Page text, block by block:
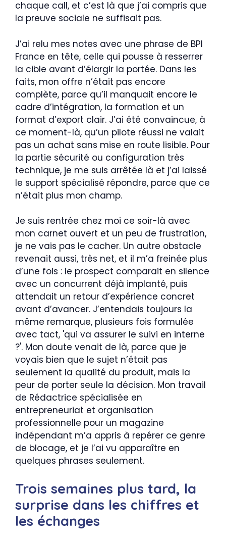
chaque call, et c’est là que j’ai compris que
la preuve sociale ne suffisait pas.
J’ai relu mes notes avec une phrase de BPI
France en tête, celle qui pousse à resserrer
la cible avant d’élargir la portée. Dans les
faits, mon offre n’était pas encore
complète, parce qu’il manquait encore le
cadre d’intégration, la formation et un
format d’export clair. J’ai été convaincue, à
ce moment-là, qu’un pilote réussi ne valait
pas un achat sans mise en route lisible. Pour
la partie sécurité ou configuration très
technique, je me suis arrêtée là et j’ai laissé
le support spécialisé répondre, parce que ce
n’était plus mon champ.
Je suis rentrée chez moi ce soir-là avec
mon carnet ouvert et un peu de frustration,
je ne vais pas le cacher. Un autre obstacle
revenait aussi, très net, et il m’a freinée plus
d’une fois : le prospect comparait en silence
avec un concurrent déjà implanté, puis
attendait un retour d’expérience concret
avant d’avancer. J’entendais toujours la
même remarque, plusieurs fois formulée
avec tact, 'qui va assurer le suivi en interne
?'. Mon doute venait de là, parce que je
voyais bien que le sujet n’était pas
seulement la qualité du produit, mais la
peur de porter seule la décision. Mon travail
de Rédactrice spécialisée en
entrepreneuriat et organisation
professionnelle pour un magazine
indépendant m’a appris à repérer ce genre
de blocage, et je l’ai vu apparaître en
quelques phrases seulement.
Trois semaines plus tard, la
surprise dans les chiffres et
les échanges